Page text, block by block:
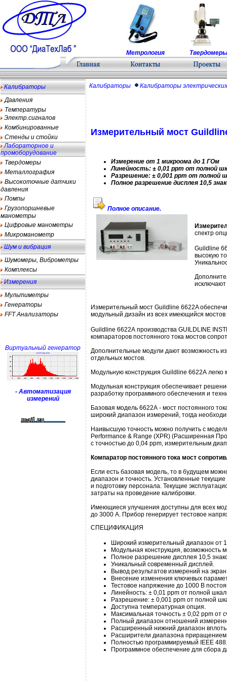
Метрология Твердомеры
Калибраторы
Давления
Температуры
Электр.сигналов
Комбинированные
Стенды и стойки
Лабораторное и
промоборудование
Твердомеры
Металлография
Высокоточные датчики
давления
Помпы
Грузопоршневые
манометры
Цифровые манометры
Микроманометр
Шум и вибрация
Шумомеры, Виброметры
Комплексы
Измерения
Мультиметры
Генераторы
FFT Анализаторы
Виртуальный генератор
- Автоматизация
измерений
Калибраторы Калибраторы
Измерительный мост
Измерение от 1 микроома до 1 ГОм
Линейность: ± 0,01 ppm от полной
Разрешение: ± 0,001 ppm от полной
Полное разрешение дисплея 10,5
Полное описание.
спектр
Guildline
высокую
исключают
Измерительный мост Guildline 6622A
модульный дизайн из всех имеющийся мостов
Guildline 6622А производства GUILDLINE
компараторов постоянного тока мостов
Дополнительные модули дают возможность
отдельных мостов.
Модульную конструкция Guildline 6622А
Модульная конструкция обеспечивает
разработку программного обеспечения и
Базовая модель 6622А - мост постоянного
широкий диапазон измерений, тогда
Наивысшую точность можно получить с
Performance & Range (XPR) (Расширенная
с точностью до 0,04 ppm, измерительным
Компаратор постоянного тока мост
Если есть базовая модель, то в будущем
диапазон и точность. Установленные
и подготовку персонала. Текущие
затраты на проведение калибровки.
Имеющиеся улучшения доступны для всех
до 3000 А. Прибор генерирует тестовое
СПЕЦИФИКАЦИЯ
Широкий измерительный диапазон от
Модульная конструкция, возможность
Полное разрешение дисплея 10,5
Уникальный современный дисплей.
Вывод результатов измерений на
Внесение изменения ключевых
Тестовое напряжение до 1000 В
Линейность: ± 0,01 ppm от полной
Разрешение: ± 0,001 ppm от полной
Доступна температурная опция.
Максимальная точность ± 0,02 ppm от
Полный диапазон отношений
Расширенный нижний диапазон
Расширители диапазона
Полностью программируемый IEEE
Программное обеспечение для сбора